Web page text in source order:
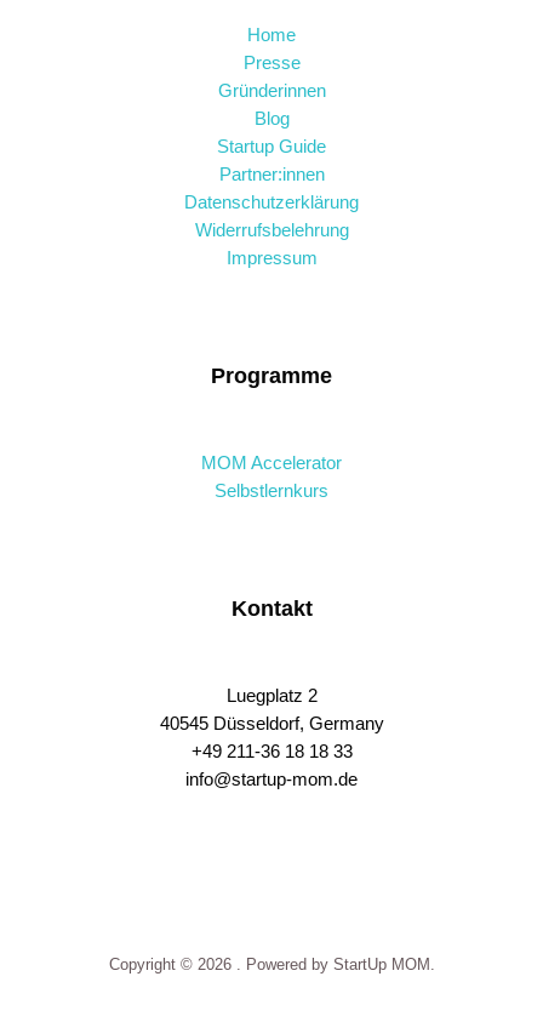
Home
Presse
Gründerinnen
Blog
Startup Guide
Partner:innen
Datenschutzerklärung
Widerrufsbelehrung
Impressum
Programme
MOM Accelerator
Selbstlernkurs
Kontakt
Luegplatz 2
40545 Düsseldorf, Germany
+49 211-36 18 18 33
info@startup-mom.de
Copyright © 2026 . Powered by StartUp MOM.